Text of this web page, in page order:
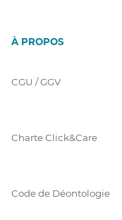
À PROPOS
CGU / GGV
Charte Click&Care
Code de Déontologie